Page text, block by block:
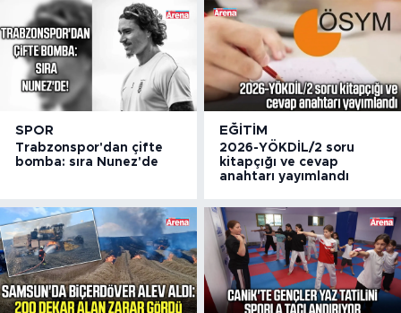
SPOR
Trabzonspor'dan çifte
bomba: sıra Nunez'de
EĞITIM
2026-YÖKDİL/2 soru
kitapçığı ve cevap
anahtarı yayımlandı